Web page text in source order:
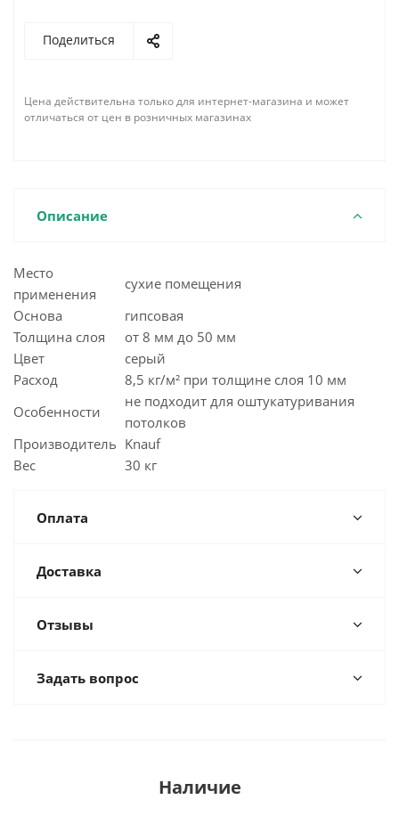
Поделиться
Цена действительна только для интернет-магазина и может
отличаться от цен в розничных магазинах
Описание
Место
применения
сухие помещения
Основа
гипсовая
Толщина слоя
от 8 мм до 50 мм
Цвет
серый
Расход
8,5 кг/м² при толщине слоя 10 мм
Особенности
не подходит для оштукатуривания
потолков
Производитель Knauf
Вес
30 кг
Оплата
Доставка
Отзывы
Задать вопрос
Наличие